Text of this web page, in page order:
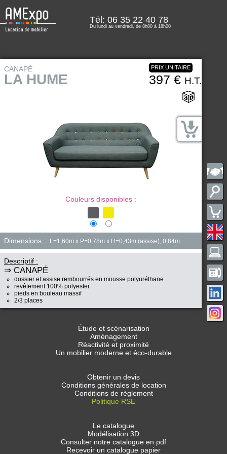
Tél: 06 35 22 40 78
Du lundi au vendredi, de 8h00 à 18h00
CANAPÉ
LA HUME
PRIX UNITAIRE
397 € H.T.
Couleurs disponibles :
Dimensions : L=1,60m x P=0,78m x H=0,43m (assise), 0,84m
Descriptif :
⇒ CANAPÉ
dossier et assise rembourrés en mousse polyuréthane
revêtement 100% polyester
pieds en bouleau massif
2/3 places
Étude et scénarisation
Aménagement
Réactivité et proximité
Un mobilier moderne et éco-durable
Obtenir un devis
Conditions générales de location
Conditions de règlement
Politique RSE
Le catalogue
Modélisation 3D
Consulter notre catalogue en pdf
Recevoir un catalogue papier